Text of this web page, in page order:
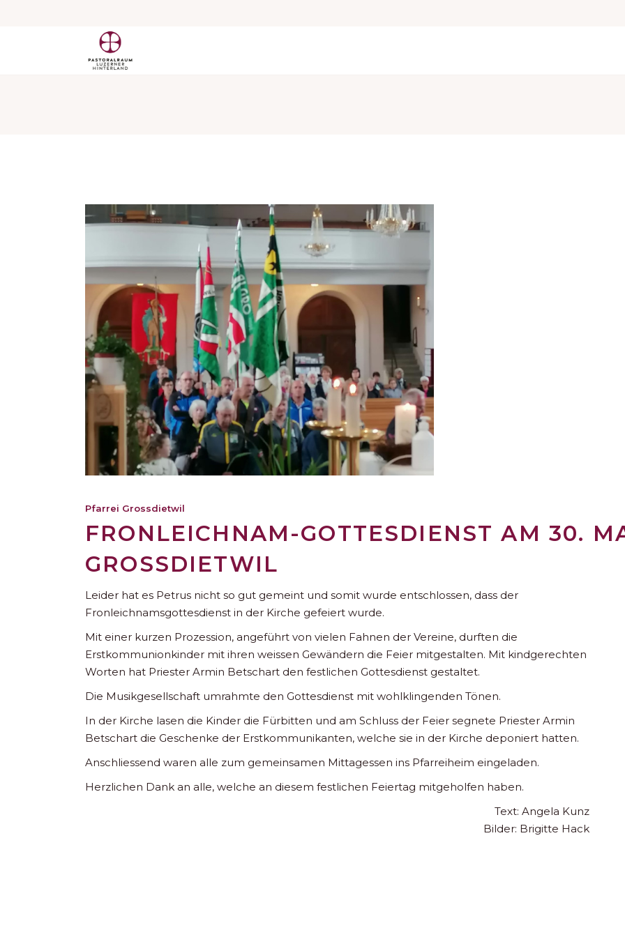
Pfarrei Grossdietwil
FRONLEICHNAM-GOTTESDIENST AM 30.
GROSSDIETWIL
Leider hat es Petrus nicht so gut gemeint und somit wurde entschlossen, dass der
Fronleichnamsgottesdienst in der Kirche gefeiert wurde.
Mit einer kurzen Prozession, angeführt von vielen Fahnen der Vereine, durften die
Erstkommunionkinder mit ihren weissen Gewändern die Feier mitgestalten. Mit kindgerechten
Worten hat Priester Armin Betschart den festlichen Gottesdienst gestaltet.
Die Musikgesellschaft umrahmte den Gottesdienst mit wohlklingenden Tönen.
In der Kirche lasen die Kinder die Fürbitten und am Schluss der Feier segnete Priester Armin
Betschart die Geschenke der Erstkommunikanten, welche sie in der Kirche deponiert hatten.
Anschliessend waren alle zum gemeinsamen Mittagessen ins Pfarreiheim eingeladen.
Herzlichen Dank an alle, welche an diesem festlichen Feiertag mitgeholfen haben.
Text: Angela Kunz
Bilder: Brigitte Hack